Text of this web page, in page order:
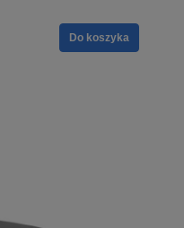
Do koszyka